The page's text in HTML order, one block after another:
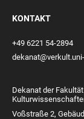
KONTAKT
+49 6221 54-2894
Dekanat der
Voßstraße 2,